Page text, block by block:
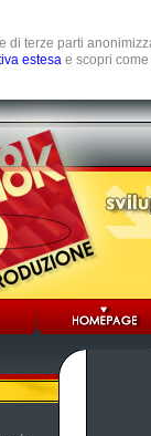
di terze parti
estesa e scopri